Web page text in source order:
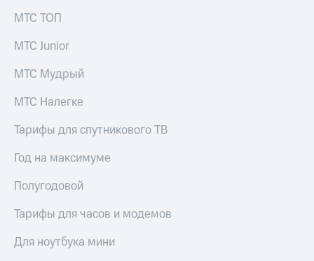
МТС ТОП
МТС Junior
МТС Мудрый
МТС Налегке
Тарифы для спутникового ТВ
Год на максимуме
Полугодовой
Тарифы для часов и модемов
Для ноутбука мини